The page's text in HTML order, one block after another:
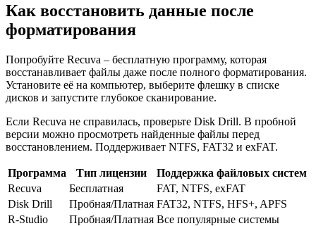
Как восстановить данные после
форматирования
Попробуйте Recuva – бесплатную программу, которая
восстанавливает файлы даже после полного форматирования.
Установите её на компьютер, выберите флешку в списке
дисков и запустите глубокое сканирование.
Если Recuva не справилась, проверьте Disk Drill. В пробной
версии можно просмотреть найденные файлы перед
восстановлением. Поддерживает NTFS, FAT32 и exFAT.
Программа Тип лицензии
Поддержка файловых систем
Recuva
Бесплатная
FAT, NTFS, exFAT
Disk Drill
Пробная/Платная FAT32, NTFS, HFS+, APFS
R-Studio
Пробная/Платная Все популярные системы